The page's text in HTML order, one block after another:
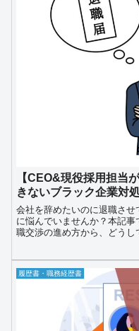
【CEO&現役採用担当
きないブラック企業対
会社を辞めたいのに退職さ
に悩んでいませんか？本記
職交渉の進め方から、どうし
履歴書・職務経歴書